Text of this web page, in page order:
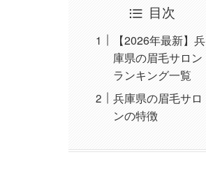
目次
【2026年最新】兵
庫県の眉毛サロン
ランキング一覧
兵庫県の眉毛サロ
ンの特徴